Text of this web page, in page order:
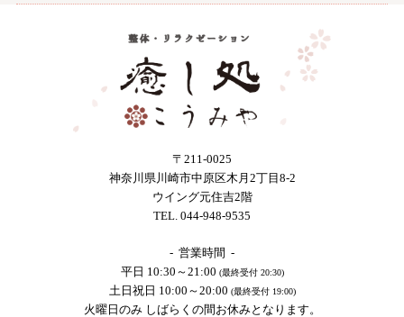
〒211-0025
神奈川県川崎市中原区木月2丁目8-2
ウイング元住吉2階
TEL. 044-948-9535
- 営業時間 -
平日 10:30～21:00 (最終受付 20:30)
土日祝日 10:00～20:00 (最終受付 19:00)
火曜日のみ しばらくの間お休みとなります。